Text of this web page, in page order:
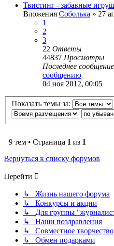
Твистинг - забавные
Вложения Соболька » 27
1
2
3
22 Ответы
44837 Просмотры
Последнее сообщение
сообщению
04 ноя 2012, 00:05
Показать темы за:
9 тем • Страница 1 из 1
Вернуться к списку форумов
Перейти
↳ Жизнь нашего форума
↳ Конкурсы и акции
↳ Для группы
↳ Наши поздравления
↳ Совместное творчество
↳ Обмен подарками